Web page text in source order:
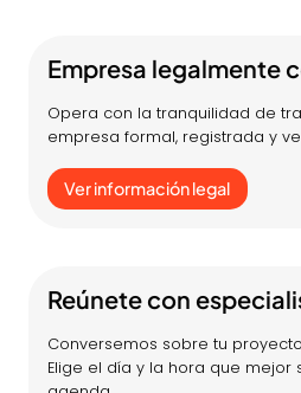
Empresa legalmente
Opera con la tranquilidad de
empresa formal, registrada y
Ver información legal
Reúnete con
Conversemos sobre tu
Elige el día y la hora que mejor